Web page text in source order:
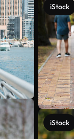
iStock
iStock